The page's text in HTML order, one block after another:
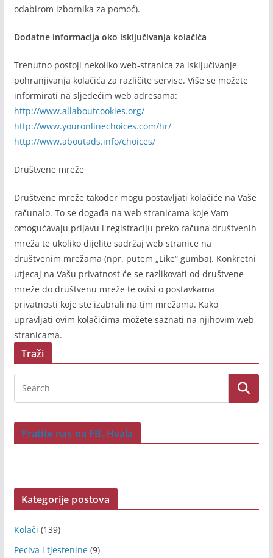
odabirom izbornika za pomoć).
Dodatne informacija oko isključivanja kolačića
Trenutno postoji nekoliko web-stranica za isključivanje
pohranjivanja kolačića za različite servise. Više se možete
informirati na sljedećim web adresama:
http://www.allaboutcookies.org/
http://www.youronlinechoices.com/hr/
http://www.aboutads.info/choices/
Društvene mreže
Društvene mreže također mogu postavljati kolačiće na Vaše
računalo. To se događa na web stranicama koje Vam
omogućavaju prijavu i registraciju preko računa društvenih
mreža te ukoliko dijelite sadržaj web stranice na
društvenim mrežama (npr. putem „Like“ gumba). Konkretni
utjecaj na Vašu privatnost će se razlikovati od društvene
mreže do društvenu mreže te ovisi o postavkama
privatnosti koje ste izabrali na tim mrežama. Kako
upravljati ovim kolačićima možete saznati na njihovim web
stranicama.
Traži
Pratite nas na FB. Hvala
Kategorije postova
Kolači (139)
Peciva i tjestenine(9)